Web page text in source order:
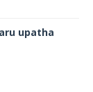
upatha